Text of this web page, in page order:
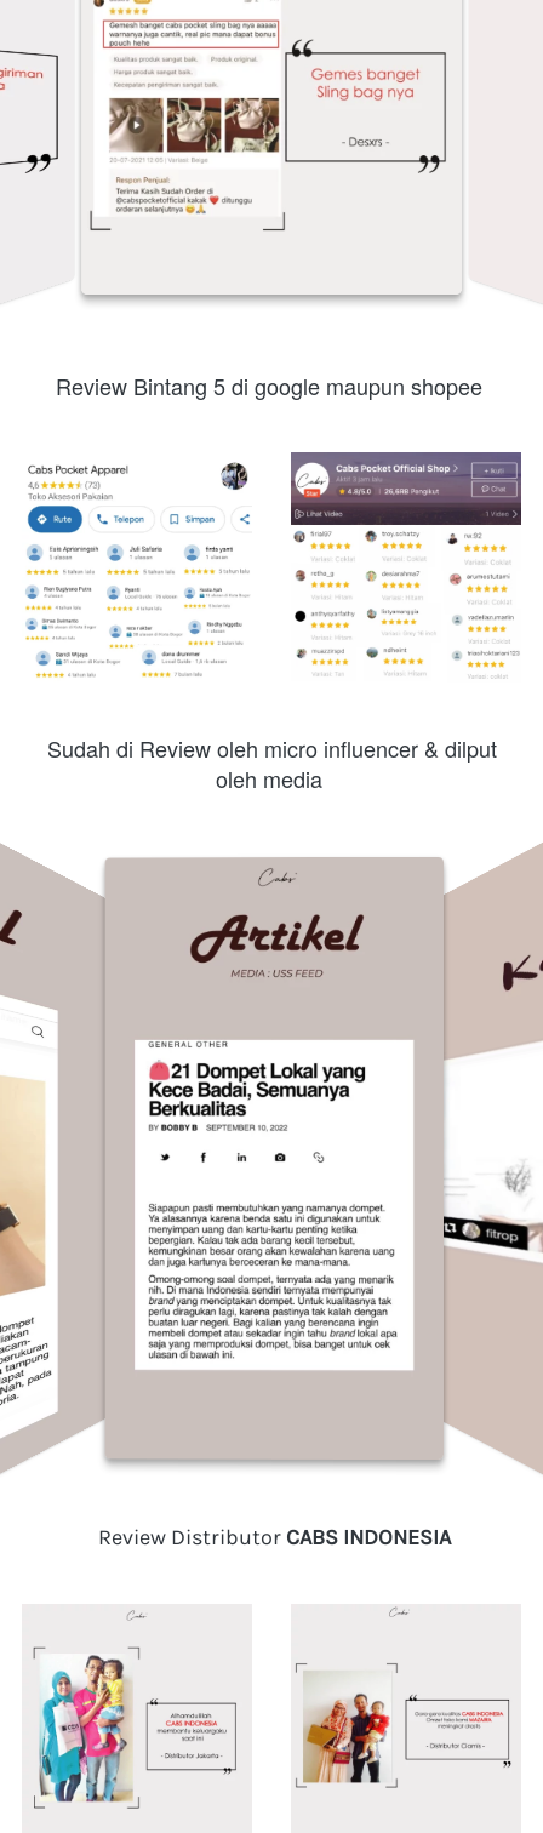
Review Bintang 5 di google maupun shopee
oleh media
Review Distributor CABS INDONESIA